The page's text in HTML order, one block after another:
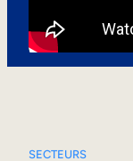
SECTEURS